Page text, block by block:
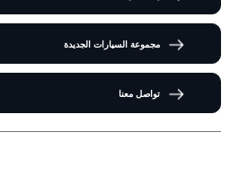
مجموعة السيارات الجديدة
تواصل معنا